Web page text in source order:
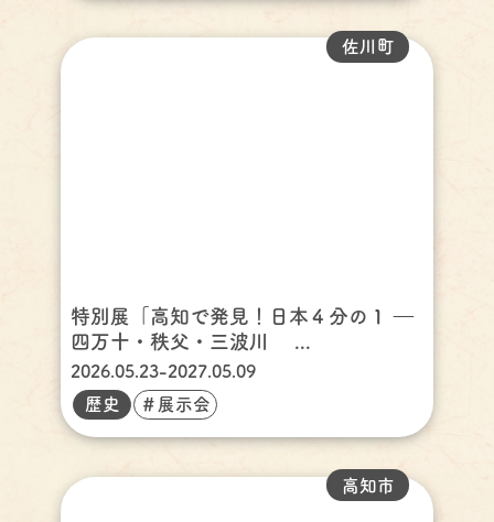
特別展「高知で発見！日本４分の１ ―
四万十・秩父・三波川 ...
佐川町
2026.05.23-2027.05.09
歴史
＃展示会
高知市